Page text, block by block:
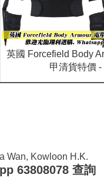
英國 Forcefield Body
甲清貨特價 -
Wan, Kowloon H.K.
63808078 查詢